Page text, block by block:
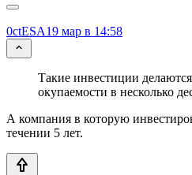
0ctESA19 мар в 14:58
Такие инвестиции
окупаемости в несколько
А компания в которую
течении 5 лет.